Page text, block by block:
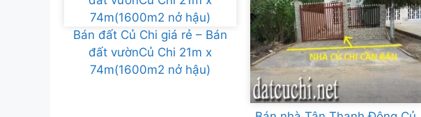
Bán đất Củ Chi giá rẻ – Bán
đất vườnCủ Chi 21m x
74m(1600m2 nở hậu)